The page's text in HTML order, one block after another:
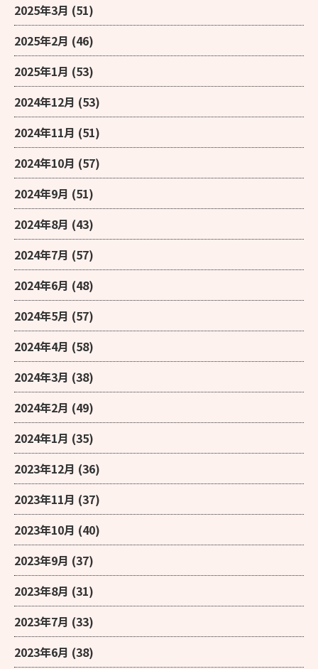
2025年3月 (51)
2025年2月 (46)
2025年1月 (53)
2024年12月 (53)
2024年11月 (51)
2024年10月 (57)
2024年9月 (51)
2024年8月 (43)
2024年7月 (57)
2024年6月 (48)
2024年5月 (57)
2024年4月 (58)
2024年3月 (38)
2024年2月 (49)
2024年1月 (35)
2023年12月 (36)
2023年11月 (37)
2023年10月 (40)
2023年9月 (37)
2023年8月 (31)
2023年7月 (33)
2023年6月 (38)